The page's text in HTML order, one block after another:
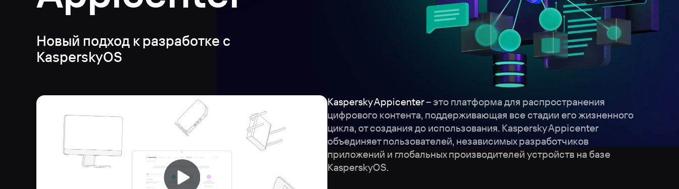
Новый подход к разработке с
KasperskyOS
Kaspersky Appicenter – это платформа для распространения
цифрового контента, поддерживающая все стадии его жизненного
цикла, от создания до использования. Kaspersky Appicenter
объединяет пользователей, независимых разработчиков
приложений и глобальных производителей устройств на базе
KasperskyOS.